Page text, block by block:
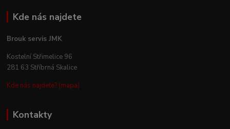
Kde nás najdete
Brouk servis JMK
Kostelní Střimelice 96
281 63 Stříbrná Skalice
Kde nás najdete? (mapa)
Kontakty